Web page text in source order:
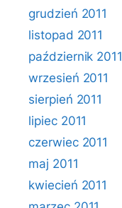
grudzień 2011
listopad 2011
październik 2011
wrzesień 2011
sierpień 2011
lipiec 2011
czerwiec 2011
maj 2011
kwiecień 2011